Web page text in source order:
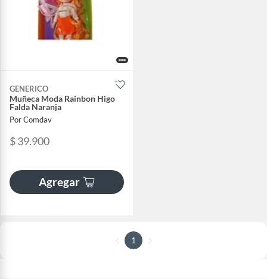
GENERICO
Muñeca Moda Rainbon Higo
Falda Naranja
Por Comdav
$ 39.900
Agregar
1